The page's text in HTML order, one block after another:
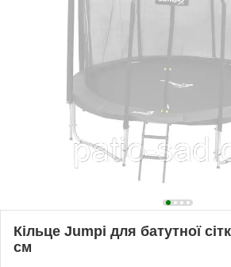
Кільце Jumpi для батутної
см